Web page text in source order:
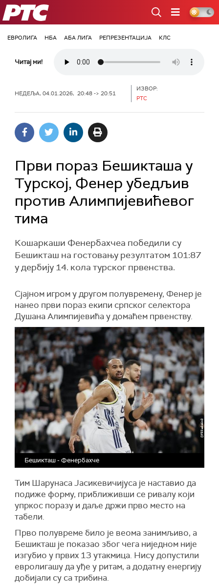
РТС
ЕВРОЛИГА НБА АБА ЛИГА РЕПРЕЗЕНТАЦИЈА КЛС
Читај ми!
НЕДЕЉА, 04.01.2026, 20:48 -> 20:51
ИЗВОР:
РТС
Први пораз Бешикташа у
Турској, Фенер убедљив
против Алимпијевићевог
тима
Кошаркаши Фенербахчеа победили су
Бешикташ на гостовању резултатом 101:87
у дербију 14. кола турског првенства.
Сјајном игром у другом полувремену, Фенер је
нанео први пораз екипи српског селектора
Душана Алимпијевића у домаћем првенству.
Бешикташ - Фенербахче
Тим Шарунаса Јасикевичијуса је наставио да
подиже форму, приближивши се ривалу који
упркос поразу и даље држи прво место на
табели.
Прво полувреме било је веома занимљиво, а
Бешикташ је показао због чега ниједном није
изгубио у првих 13 утакмица. Нису допустили
евролигашу да уђе у ритам, а додатну енергију
добијали су са трибина.